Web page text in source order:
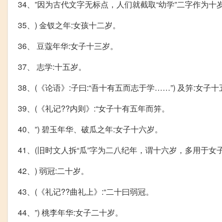
34、”因为古代文字无标点，人们就截取“幼学”二字作为十
35、) 金钗之年:女孩十二岁。
36、 豆蔻年华:女子十三岁。
37、 志学:十五岁。
38、(《论语》:子曰:“吾十有五而志于学……”) 及笄:女子十
39、(《礼记??内则》:“女子十有五年而笄。
40、”) 碧玉年华、破瓜之年:女子十六岁。
41、(旧时文人拆“瓜”字为二八纪年，谓十六岁，多用于女子
42、) 弱冠:二十岁。
43、(《礼记??曲礼上》:“二十曰弱冠。
44、”) 桃李年华:女子二十岁。